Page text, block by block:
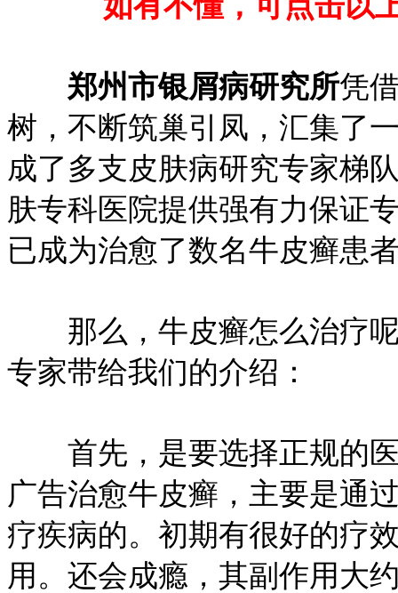
郑州市银屑病研究所凭
树，不断筑巢引凤，汇集了
成了多支皮肤病研究专家梯
肤专科医院提供强有力保证
已成为治愈了数名牛皮癣患
那么，牛皮癣怎么治疗呢
专家带给我们的介绍：
首先，是要选择正规的医
广告治愈牛皮癣，主要是通
疗疾病的。初期有很好的疗
用。还会成瘾，其副作用大